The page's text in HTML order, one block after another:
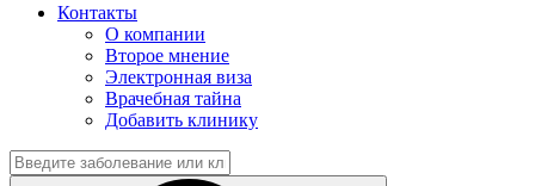
Контакты
О компании
Второе мнение
Электронная виза
Врачебная тайна
Добавить клинику